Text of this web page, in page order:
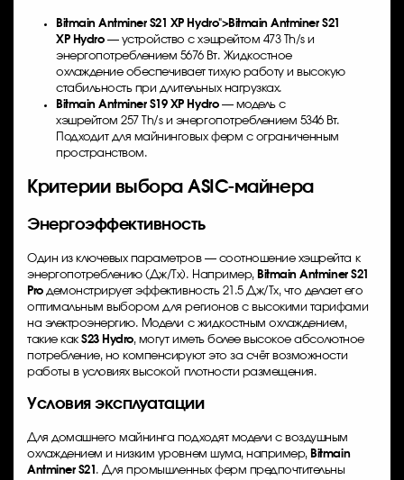
Bitmain Antminer S21 XPHydro">Bitmain Antminer S21
XPHydro— устройство с хэшрейтом 473 Th/s и
энергопотреблением 5676 Вт. Жидкостное
охлаждение обеспечивает тихую работу и высокую
стабильность при длительных нагрузках.
Bitmain Antminer S19 XP Hydro— модель с
хэшрейтом 257 Th/s и энергопотреблением 5346 Вт.
Подходит для майнинговых ферм с ограниченным
пространством.
Критерии выбора ASIC-майнера
Энергоэффективность
Один из ключевых параметров — соотношение хэшрейта к
энергопотреблению (Дж/Тх). Например, Bitmain Antminer S21
Proдемонстрирует эффективность 21.5 Дж/Тх, что делает его
оптимальным выбором для регионов с высокими тарифами
на электроэнергию. Модели с жидкостным охлаждением,
такие какS23 Hydro, могут иметь более высокое абсолютное
потребление, но компенсируют это за счёт возможности
работы в условиях высокой плотности размещения.
Условия эксплуатации
Для домашнего майнинга подходят модели с воздушным
охлаждением и низким уровнем шума, например, Bitmain
Antminer S21 . Для промышленных ферм предпочтительны